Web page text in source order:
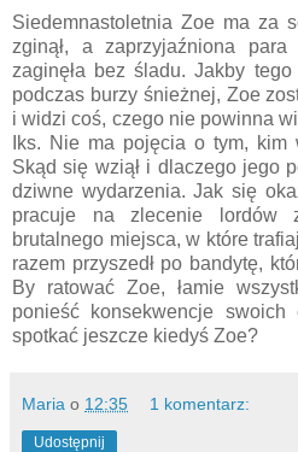
Siedemnastoletnia Zoe ma za
zginął, a zaprzyjaźniona
zaginęła bez śladu. Jakby tego
podczas burzy śnieżnej, Zoe
i widzi coś, czego nie powinna
Iks. Nie ma pojęcia o tym, kim
Skąd się wziął i dlaczego jego
dziwne wydarzenia. Jak się
pracuje na zlecenie
brutalnego miejsca, w które
razem przyszedł po bandytę,
By ratować Zoe, łamie
ponieść konsekwencje
spotkać jeszcze kiedyś Zoe?
Maria o 12:35 1 komentarz:
Udostępnij